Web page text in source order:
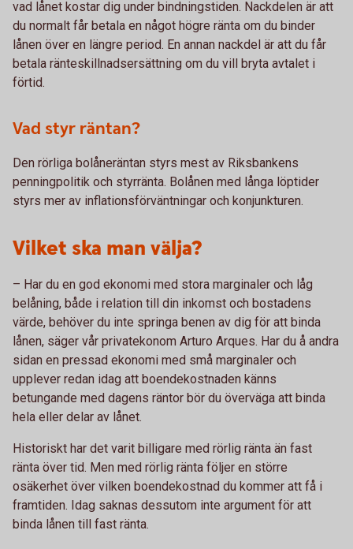
vad lånet kostar dig under bindningstiden. Nackdelen är att
du normalt får betala en något högre ränta om du binder
lånen över en längre period. En annan nackdel är att du får
betala ränteskillnadsersättning om du vill bryta avtalet i
förtid.
Vad styr räntan?
Den rörliga bolåneräntan styrs mest av Riksbankens
penningpolitik och styrränta. Bolånen med långa löptider
styrs mer av inflationsförväntningar och konjunkturen.
Vilket ska man välja?
– Har du en god ekonomi med stora marginaler och låg
belåning, både i relation till din inkomst och bostadens
värde, behöver du inte springa benen av dig för att binda
lånen, säger vår privatekonom Arturo Arques. Har du å andra
sidan en pressad ekonomi med små marginaler och
upplever redan idag att boendekostnaden känns
betungande med dagens räntor bör du överväga att binda
hela eller delar av lånet.
Historiskt har det varit billigare med rörlig ränta än fast
ränta över tid. Men med rörlig ränta följer en större
osäkerhet över vilken boendekostnad du kommer att få i
framtiden. Idag saknas dessutom inte argument för att
binda lånen till fast ränta.